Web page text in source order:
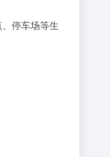
停车场等生